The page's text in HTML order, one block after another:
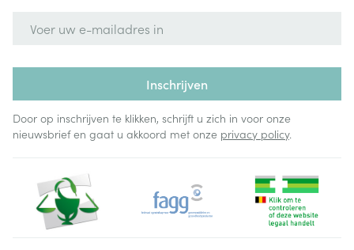
Inschrijven
Door op inschrijven te klikken, schrijft u zich in voor onze
nieuwsbrief en gaat u akkoord met onze privacy policy.